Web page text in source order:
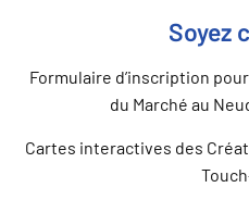
Soyez
Formulaire d’inscription
du Marché au
Cartes interactives des